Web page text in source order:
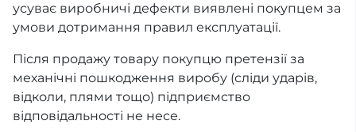
усуває виробничі дефекти виявлені покупцем за
умови дотримання правил експлуатації.
Після продажу товару покупцю претензії за
механічні пошкодження виробу (сліди ударів,
відколи, плями тощо) підприємство
відповідальності не несе.